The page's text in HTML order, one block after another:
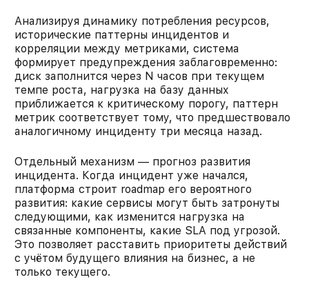
Анализируя динамику потребления ресурсов,
исторические паттерны инцидентов и
корреляции между метриками, система
формирует предупреждения заблаговременно:
диск заполнится через N часов при текущем
темпе роста, нагрузка на базу данных
приближается к критическому порогу, паттерн
метрик соответствует тому, что предшествовало
аналогичному инциденту три месяца назад.
Отдельный механизм — прогноз развития
инцидента. Когда инцидент уже начался,
платформа строит roadmap его вероятного
развития: какие сервисы могут быть затронуты
следующими, как изменится нагрузка на
связанные компоненты, какие SLA под угрозой.
Это позволяет расставить приоритеты действий
с учётом будущего влияния на бизнес, а не
только текущего.